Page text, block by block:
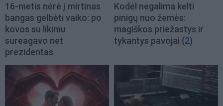
16-metis nėrė į mirtinas
bangas gelbėti vaiko: po
kovos su likimu
sureagavo net
prezidentas
Kodėl negalima kelti
pinigų nuo žemės:
magiškos priežastys ir
tykantys pavojai (2)